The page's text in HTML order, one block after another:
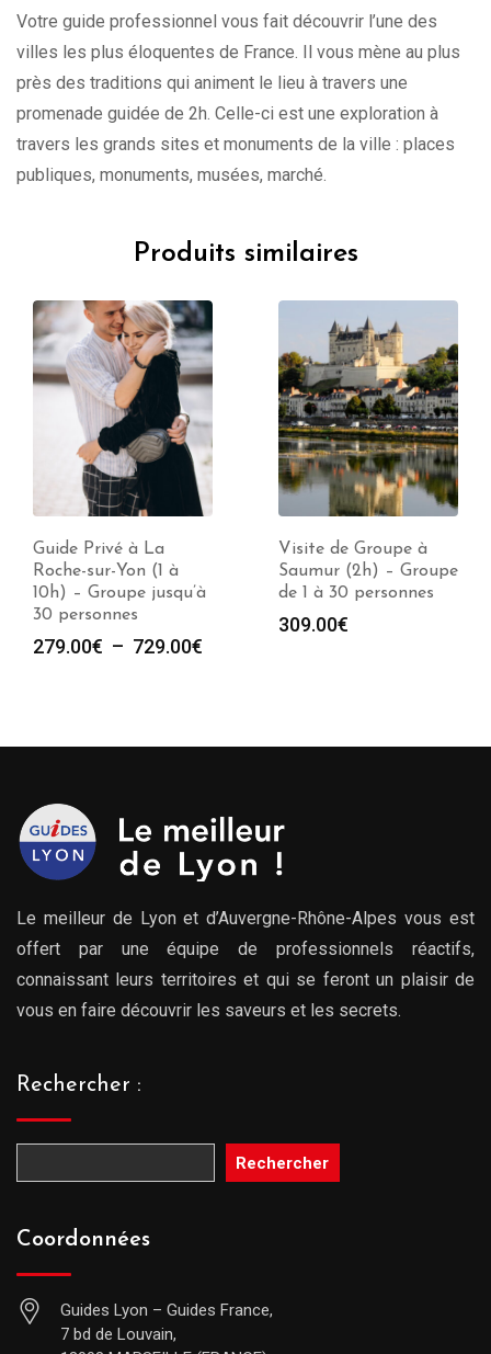
Votre guide professionnel vous fait découvrir l’une des
villes les plus éloquentes de France. Il vous mène au plus
près des traditions qui animent le lieu à travers une
promenade guidée de 2h. Celle-ci est une exploration à
travers les grands sites et monuments de la ville : places
publiques, monuments, musées, marché.
Produits similaires
Guide Privé à La
Roche-sur-Yon (1 à
10h) – Groupe jusqu’à
30 personnes
279.00€ – 729.00€
à
Visite de Groupe à
Saumur (2h) – Groupe
de 1 à 30 personnes
309.00€
Le meilleur de Lyon et d’Auvergne-Rhône-Alpes vous est
offert par une équipe de professionnels réactifs,
connaissant leurs territoires et qui se feront un plaisir de
vous en faire découvrir les saveurs et les secrets.
Rechercher :
Rechercher
Coordonnées
Guides Lyon – Guides France,
7 bd de Louvain,